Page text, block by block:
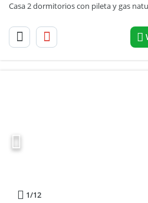
Casa 2 dormitorios con pileta y gas
1/12